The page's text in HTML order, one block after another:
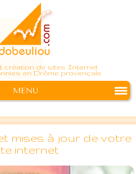
création de sites Internet
en Drôme provençale
MENU
mises à jour de votre
internet